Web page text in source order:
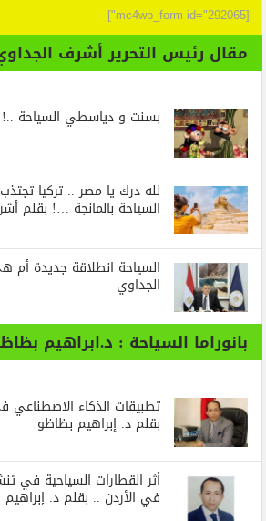
[mc4wp_form id="292065"]
مقال رئيس التحرير أشرف
بسنت و دياسطي السياحة
لله درك يا مصر .. تركيا
السياحة بالمانجة …! بقلم
السياحة انطلاقة جديدة
الجداوي
بانوراما السياحة : د.ابراهيم
تطبيقات الذكاء الاصطناعي
بقلم د. إبراهيم بظاظو
أثر القطارات السياحية في
في الأردن .. بقلم د.